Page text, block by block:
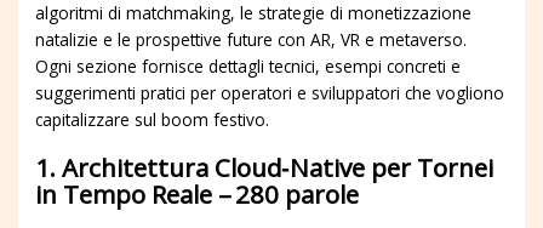
algoritmi di matchmaking, le strategie di monetizzazione
natalizie e le prospettive future con AR, VR e metaverso.
Ogni sezione fornisce dettagli tecnici, esempi concreti e
suggerimenti pratici per operatori e sviluppatori che vogliono
capitalizzare sul boom festivo.
1. Architettura Cloud‑Native per Tornei
in Tempo Reale – 280 parole